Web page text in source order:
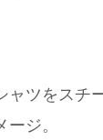
ャツをスチ
ジ。